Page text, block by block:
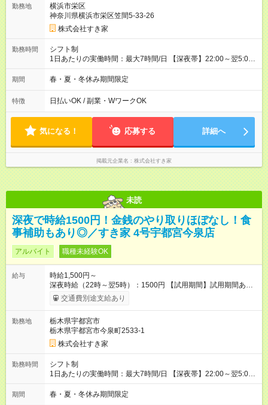
同時給）
勤務地
横浜市栄区
神奈川県横浜市栄区笠間5-33-26
株式会社すき家
勤務時間
シフト制
1日あたりの実働時間：最大7時間/日 【深夜帯】22:00～翌5:00
週2日～・1日2h～OK◎ ※22:00から翌5:00までは18歳以上の方
のみ勤務可能です（18歳未満の深夜業務禁止のため） ★深夜で
す。 必ず、2名以上での勤務を行いますので、安心して働けま
す。
期間 春・夏・冬休み期間限定
特徴 日払いOK / 副業・WワークOK
気になる！ 応募する 詳細へ
掲載元企業名 株式会社すき家
未読
深夜で時給1500円！金銭のやり取りほぼなし！食
事補助もあり◎／すき家 4号宇都宮今泉店
アルバイト 職種未経験OK
給与
時給1,500円～
深夜時給（22時～翌5時）：1500円 【試用期間】試用期間あり
試用期間の長さ：1ヶ月 雇用形態、給与は本採用時と同じです。
試用期間の実態は30日（※条件変更なし）ですが、切り上げで
同時給）
交通費別途支給あり
勤務地
栃木県宇都宮市
栃木県宇都宮市今泉町2533-1
株式会社すき家
勤務時間
シフト制
1日あたりの実働時間：最大7時間/日 【深夜帯】22:00～翌5:00
週2日～・1日2h～OK◎ ※22:00から翌5:00までは18歳以上の方
のみ勤務可能です（18歳未満の深夜業務禁止のため） ★深夜で
期間 春・夏・冬休み期間限定